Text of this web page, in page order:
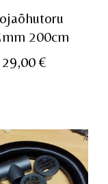
200cm
29,00 €